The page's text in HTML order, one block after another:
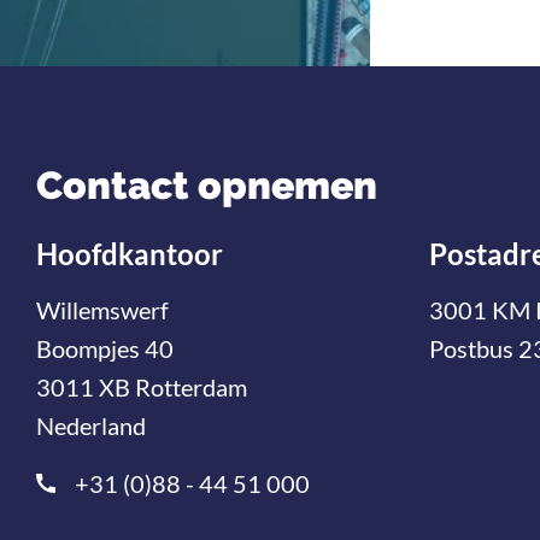
Contact opnemen
Hoofdkantoor
Willemswerf
Boompjes 40
3011 XB Rotterdam
Nederland
+31 (0)88 - 44 51 000
3001 KM
Postbus